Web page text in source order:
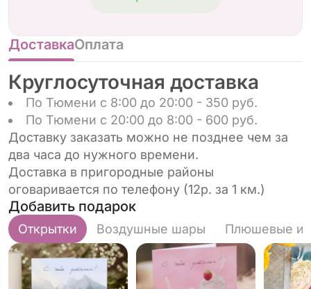
ДоставкаОплата
Круглосуточная доставка
По Тюмени с 8:00 до 20:00 - 350 руб.
По Тюмени с 20:00 до 8:00 - 600 руб.
Доставку заказать можно не позднее чем за
два часа до нужного времени.
Доставка в пригородные районы
оговаривается по телефону (12р. за 1 км.)
Добавить подарок
Открытки Воздушные шары Плюшевые